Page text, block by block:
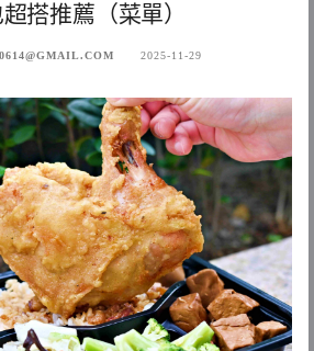
搭推薦（菜單）
2025-11-29